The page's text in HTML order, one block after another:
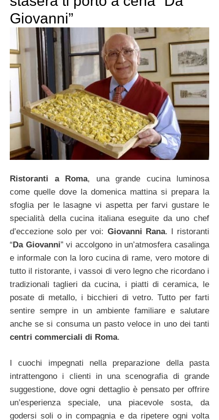
Giovanni”
Ristoranti a Roma, una grande cucina luminosa
come quelle dove la domenica mattina si prepara la
sfoglia per le lasagne vi aspetta per farvi gustare le
specialità della cucina italiana eseguite da uno chef
d’eccezione solo per voi: Giovanni Rana. I ristoranti
“ Da Giovanni” vi accolgono in un’atmosfera casalinga
e informale con la loro cucina di rame, vero motore di
tutto il ristorante, i vassoi di vero legno che ricordano i
tradizionali taglieri da cucina, i piatti di ceramica, le
posate di metallo, i bicchieri di vetro. Tutto per farti
sentire sempre in un ambiente familiare e salutare
anche se si consuma un pasto veloce in uno dei tanti
centri commerciali di Roma.
I cuochi impegnati nella preparazione della pasta
intrattengono i clienti in una scenografia di grande
suggestione, dove ogni dettaglio è pensato per offrire
un’esperienza speciale, una piacevole sosta, da
godersi soli o in compagnia e da ripetere ogni volta